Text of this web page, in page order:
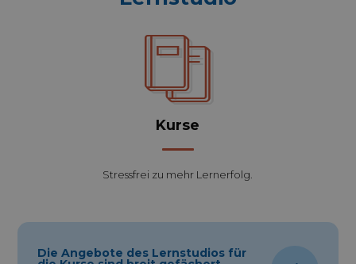
Kurse
Stressfrei zu mehr Lernerfolg.
Die Angebote des Lernstudios für